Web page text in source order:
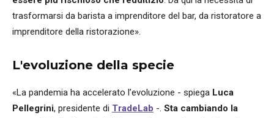
trasformarsi da barista a imprenditore del bar, da ristoratore a
imprenditore della ristorazione».
L'evoluzione della specie
«La pandemia ha accelerato l’evoluzione - spiega Luca
Pellegrini, presidente di TradeLab -. Sta cambiando la